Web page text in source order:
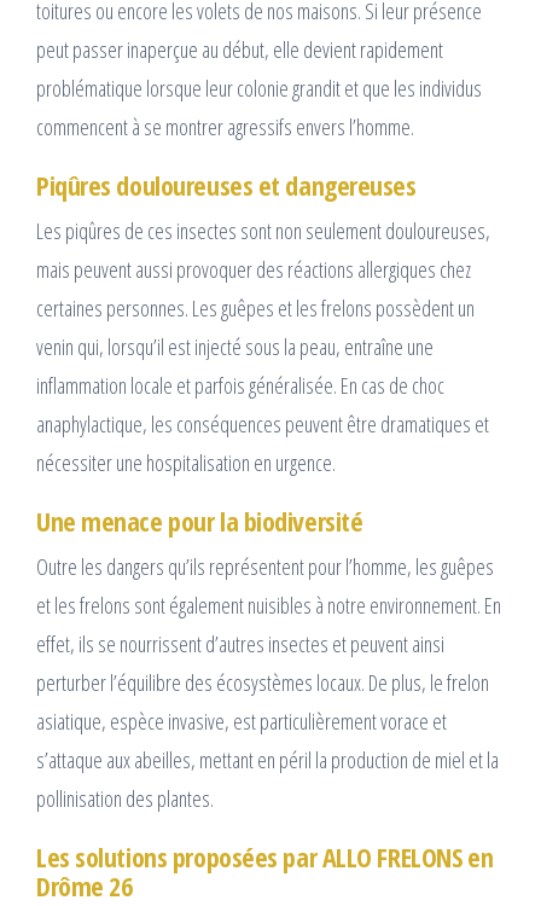
toitures ou encore les volets de nos maisons. Si leur présence
peut passer inaperçue au début, elle devient rapidement
problématique lorsque leur colonie grandit et que les individus
commencent à se montrer agressifs envers l’homme.
Piqûres douloureuses et dangereuses
Les piqûres de ces insectes sont non seulement douloureuses,
mais peuvent aussi provoquer des réactions allergiques chez
certaines personnes. Les guêpes et les frelons possèdent un
venin qui, lorsqu’il est injecté sous la peau, entraîne une
inflammation locale et parfois généralisée. En cas de choc
anaphylactique, les conséquences peuvent être dramatiques et
nécessiter une hospitalisation en urgence.
Une menace pour la biodiversité
Outre les dangers qu’ils représentent pour l’homme, les guêpes
et les frelons sont également nuisibles à notre environnement. En
effet, ils se nourrissent d’autres insectes et peuvent ainsi
perturber l’équilibre des écosystèmes locaux. De plus, le frelon
asiatique, espèce invasive, est particulièrement vorace et
s’attaque aux abeilles, mettant en péril la production de miel et la
pollinisation des plantes.
Les solutions proposées par ALLO FRELONS en
Drôme 26